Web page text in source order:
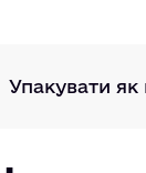
Упакувати